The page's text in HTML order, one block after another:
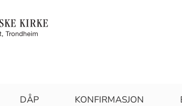
DÅP KONFIRMASJON